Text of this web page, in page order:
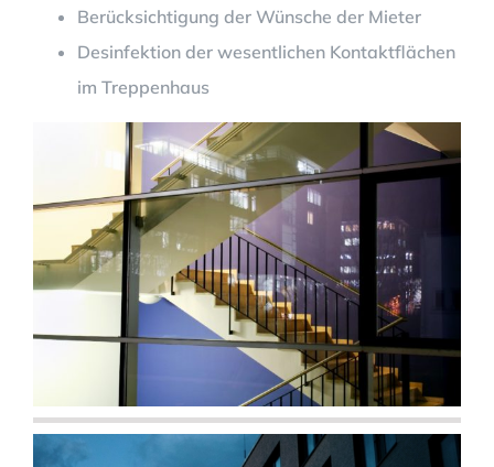
Berücksichtigung der Wünsche der Mieter
Desinfektion der wesentlichen Kontaktflächen
im Treppenhaus